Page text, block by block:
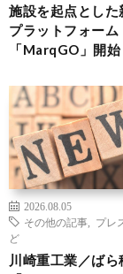
施設を起点とした
プラットフォーム
「MarqGO」開始
2026.08.05
その他の記事
プレ
ど
川崎重工業／ば